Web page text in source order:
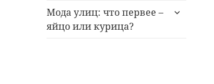
Мода улиц: что первее –
яйцо или курица?
раскрыть